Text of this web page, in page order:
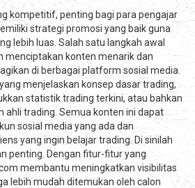
kompetitif, penting bagi para pengajar
strategi promosi yang baik guna
lebih luas. Salah satu langkah awal
menciptakan konten menarik dan
di berbagai platform sosial media.
menjelaskan konsep dasar trading,
statistik trading terkini, atau bahkan
ahli trading. Semua konten ini dapat
sosial media yang ada dan
yang ingin belajar trading. Di sinilah
penting. Dengan fitur-fitur yang
membantu meningkatkan visibilitas
lebih mudah ditemukan oleh calon